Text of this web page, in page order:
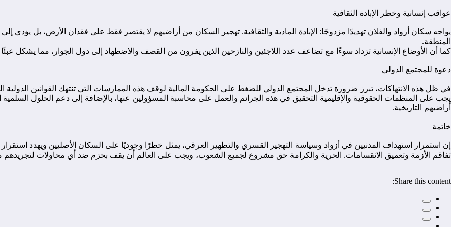
عواقب إنسانية وخطر الإبادة الثقافية
يواجه سكان أزواد والفلان تهديدًا مزدوجًا: الإبادة المادية والثقافية. تهجير السكان من أراضيهم لا يقتصر فقط على فقدان الأرض، بل يؤدي
المنطقة.
كما أن الأوضاع الإنسانية تزداد سوءًا مع تضاعف عدد اللاجئين والنازحين الذين يفرون من القصف والاضطهاد إلى دول الجوار، مما يشكل
دعوة للمجتمع الدولي
في ظل هذه الانتهاكات، تبرز ضرورة تدخل المجتمع الدولي للضغط على الحكومة المالية لوقف هذه الممارسات التي تنتهك القوانين الدولية
يجب على المنظمات الحقوقية والإقليمية التحقيق في هذه الجرائم والعمل على محاسبة المسؤولين عنها، بالإضافة إلى دعم الحلول
أراضيهم التاريخية.
خاتمة
إن استمرار استهداف المدنيين في أزواد وسياسة التهجير القسري والتطهير العرقي، يمثل خطرًا وجوديًا على السكان الأصليين ويهدد
تفاقم الأزمة وتعميق الانقسامات. الحرية والكرامة حق مشروع لجميع الشعوب، ويجب على العالم أن يقف بحزم ضد أي محاولات لتجريدهم
Share this content: